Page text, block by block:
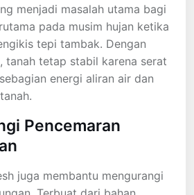
menjadi masalah utama bagi
pada musim hujan ketika
tepi tambak. Dengan
tanah tetap stabil karena serat
energi aliran air dan
Pencemaran
juga membantu mengurangi